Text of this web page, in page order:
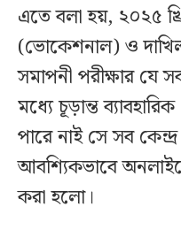
এতে বলা হয়, ২০২৫
(ভোকেশনাল) ও
সমাপনী পরীক্ষার যে
মধ্যে চূড়ান্ত
পারে নাই সে সব
আবশ্যিকভাবে
করা হলো।